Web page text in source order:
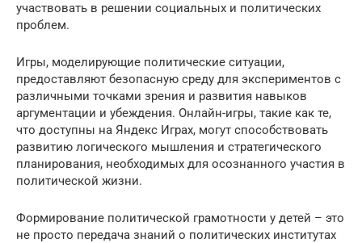
участвовать в решении социальных и политических
проблем.
Игры, моделирующие политические ситуации,
предоставляют безопасную среду для экспериментов с
различными точками зрения и развития навыков
аргументации и убеждения. Онлайн-игры, такие как те,
что доступны на Яндекс Играх, могут способствовать
развитию логического мышления и стратегического
планирования, необходимых для осознанного участия в
политической жизни.
Формирование политической грамотности у детей – это
не просто передача знаний о политических институтах